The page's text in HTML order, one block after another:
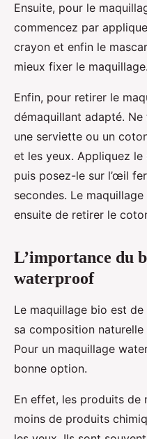
Ensuite, pour le
commencez par
crayon et enfin le
mieux fixer le maquillage.
Enfin, pour retirer le
démaquillant adapté.
une serviette ou un
et les yeux. Appliquez
puis posez-le sur l’œil
secondes. Le
ensuite de retirer le
L’importance du
waterproof
Le maquillage bio est
sa composition
Pour un maquillage
bonne option.
En effet, les produits de
moins de produits